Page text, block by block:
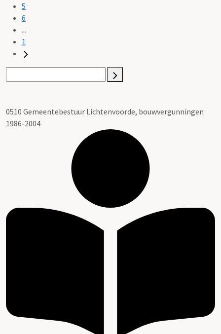
5
6
...
1
0510 Gemeentebestuur Lichtenvoorde, bouwvergunningen
1986-2004